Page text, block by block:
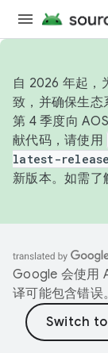
自 2026 年起，
致，并确保生态
第 4 季度向
献代码，请使用
latest-release
新版本。如需了
Google 会使用
译可能包含错误。